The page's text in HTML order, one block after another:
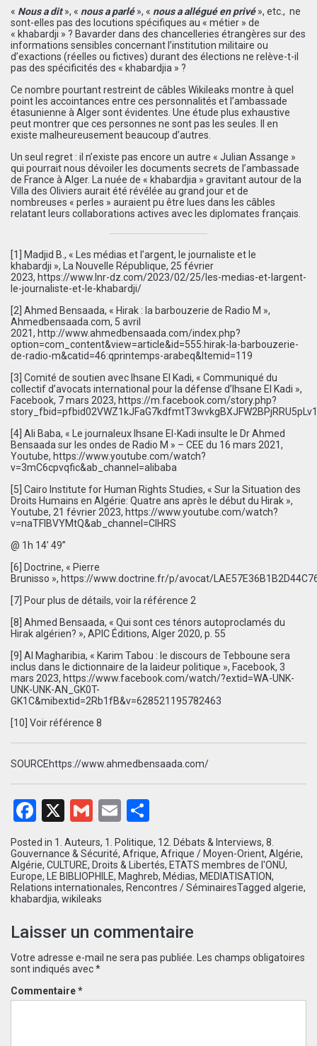
« Nous a dit», « nous a parlé», « nous a allégué en privé», etc., ne
sont-elles pas des locutions spécifiques au « métier » de
« khabardji » ? Bavarder dans des chancelleries étrangères sur des
informations sensibles concernant l’institution militaire ou
d’exactions (réelles ou fictives) durant des élections ne relève-t-il
pas des spécificités des « khabardjia » ?
Ce nombre pourtant restreint de câbles Wikileaks montre à quel
point les accointances entre ces personnalités et l’ambassade
étasunienne à Alger sont évidentes. Une étude plus exhaustive
peut montrer que ces personnes ne sont pas les seules. Il en
existe malheureusement beaucoup d’autres.
Un seul regret : il n’existe pas encore un autre « Julian Assange »
qui pourrait nous dévoiler les documents secrets de l’ambassade
de France à Alger. La nuée de « khabardjia » gravitant autour de la
Villa des Oliviers aurait été révélée au grand jour et de
nombreuses « perles » auraient pu être lues dans les câbles
relatant leurs collaborations actives avec les diplomates français.
[1]
Madjid B., « Les médias et l’argent, le journaliste et le
khabardji », La Nouvelle République, 25 février
2023, https://www.lnr-dz.com/2023/02/25/les-medias-et-largent-
le-journaliste-et-le-khabardji/
[2] Ahmed Bensaada, « Hirak : la barbouzerie de Radio M »,
Ahmedbensaada.com, 5 avril
2021, http://www.ahmedbensaada.com/index.php?
option=com_content&view=article&id=555:hirak-la-barbouzerie-
de-radio-m&catid=46:qprintemps-arabeq&Itemid=119
[3] Comité de soutien avec Ihsane El Kadi, « Communiqué du
collectif d’avocats international pour la défense d’Ihsane El Kadi »,
Facebook, 7 mars 2023, https://m.facebook.com/story.php?
[4] Ali Baba, « Le journaleux Ihsane El-Kadi insulte le Dr Ahmed
Bensaada sur les ondes de Radio M » – CEE du 16 mars 2021,
Youtube, https://www.youtube.com/watch?
v=3mC6cpvqfic&ab_channel=alibaba
[5] Cairo Institute for Human Rights Studies, « Sur la Situation des
Droits Humains en Algérie: Quatre ans après le début du Hirak »,
Youtube, 21 février 2023, https://www.youtube.com/watch?
v=naTFIBVYMtQ&ab_channel=CIHRS
@ 1h 14’ 49’’
[6]
Doctrine, « Pierre
Brunisso », https://www.doctrine.fr/p/avocat/
[7] Pour plus de détails, voir la référence 2
[8] Ahmed Bensaada, « Qui sont ces ténors autoproclamés du
Hirak algérien? », APIC Éditions, Alger 2020, p. 55
[9] Al Magharibia, « Karim Tabou : le discours de Tebboune sera
inclus dans le dictionnaire de la laideur politique », Facebook, 3
mars 2023, https://www.facebook.com/watch/?extid=WA-UNK-
UNK-UNK-AN_GK0T-
GK1C&mibextid=2Rb1fB&v=628521195782463
[10] Voir référence 8
SOURCEhttps://www.ahmedbensaada.com/
Facebook
X Gmail
Email
Posted in 1. Auteurs, 1. Politique, 12. Débats & Interviews, 8.
Gouvernance & Sécurité, Afrique, Afrique / Moyen-Orient, Algérie,
Algérie, CULTURE, Droits & Libertés, ETATS membres de l'ONU,
Europe, LE BIBLIOPHILE, Maghreb, Médias, MEDIATISATION,
Relations internationales, Rencontres / SéminairesTagged algerie,
khabardjia, wikileaks
Laisser un commentaire
Votre adresse e-mail ne sera pas publiée.
Les champs obligatoires
sont indiqués avec*
Commentaire*